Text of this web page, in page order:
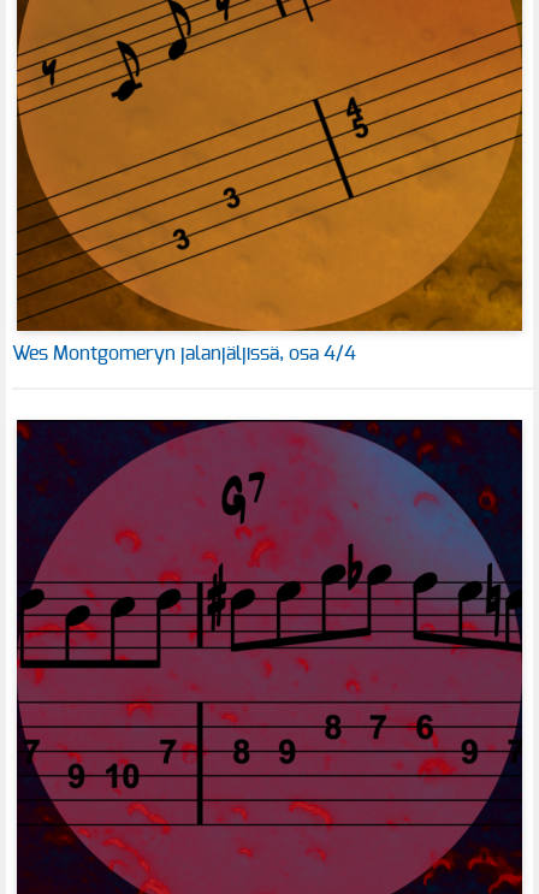
Wes Montgomeryn jalanjäljissä, osa 4/4